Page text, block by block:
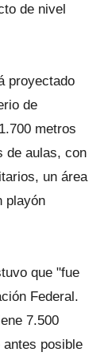
de nivel
proyectado
de
metros
de aulas, con
un área
playón
que "fue
Federal.
7.500
posible